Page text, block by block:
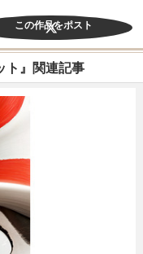
この作品をポスト
ト』関連記事